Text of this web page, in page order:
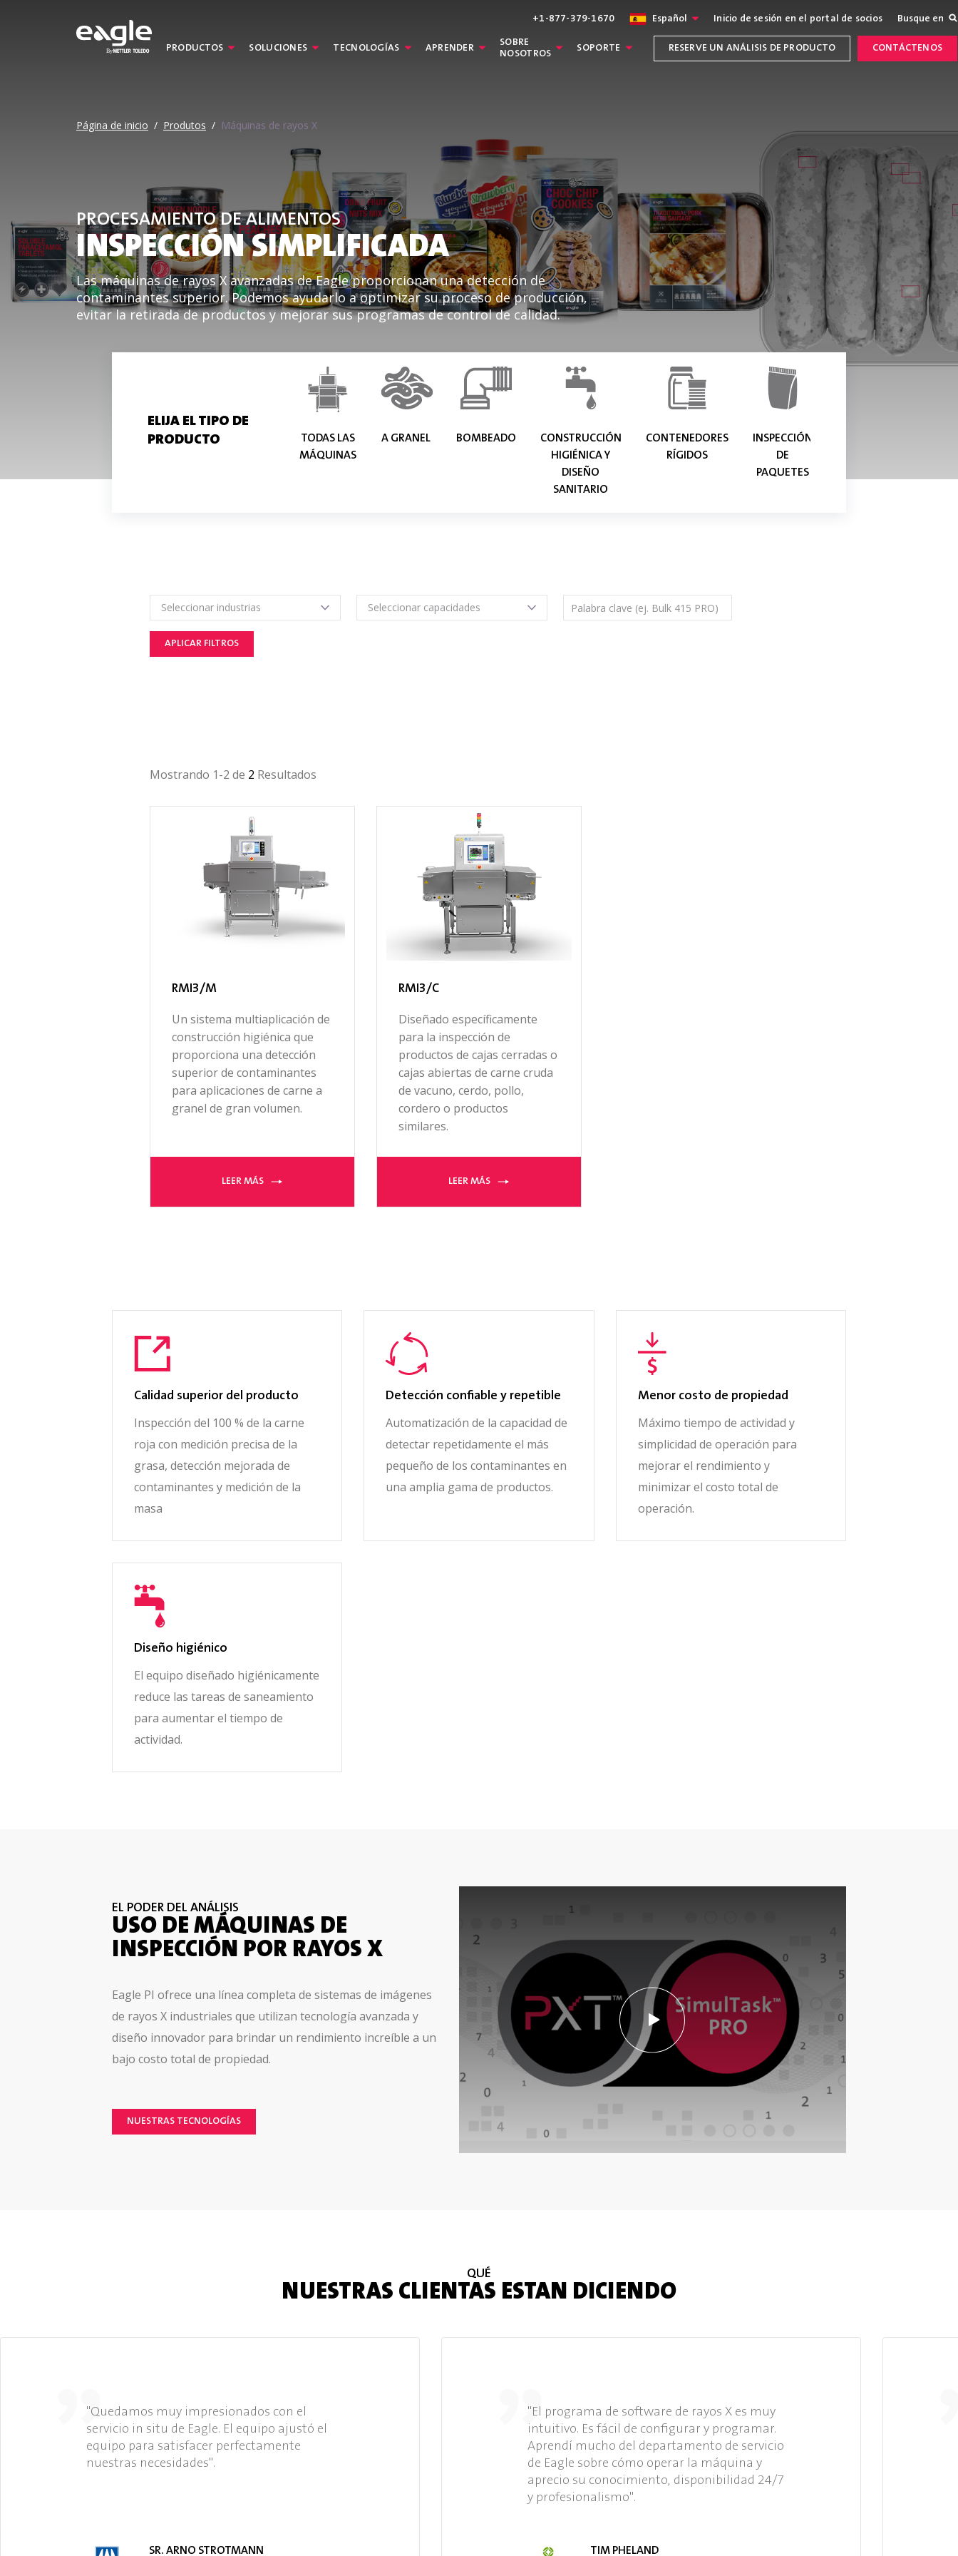
By
+1-877-379-1670 Español Inicio de sesión en el portal de socios Busque en
PRODUCTOS SOLUCIONES TECNOLOGÍAS APRENDER
SOBRE
NOSOTROS
SOPORTE RESERVE UN ANÁLISIS DE PRODUCTO CONTÁCTENOS
Página de inicio / Produtos / Máquinas de rayos X
PROCESAMIENTO DE ALIMENTOS
INSPECCIÓN SIMPLIFICADA
Las máquinas de rayos X avanzadas de Eagle proporcionan una detección de
contaminantes superior. Podemos ayudarlo a optimizar su proceso de producción,
evitar la retirada de productos y mejorar sus programas de control de calidad.
ELIJA EL TIPO DE
PRODUCTO
TODAS LAS
MÁQUINAS
A GRANEL BOMBEADO
CONSTRUCCIÓN
HIGIÉNICA Y
DISEÑO
SANITARIO
CONTENEDORES
RÍGIDOS
INSPECCIÓN
DE
PAQUETES
Seleccionar industrias Seleccionar capacidades
APLICAR FILTROS
Mostrando 1-2 de 2 Resultados
RMI3/M
Un sistema multiaplicación de
construcción higiénica que
proporciona una detección
superior de contaminantes
para aplicaciones de carne a
granel de gran volumen.
LEER MÁS
RMI3/C
Diseñado específicamente
para la inspección de
productos de cajas cerradas o
cajas abiertas de carne cruda
de vacuno, cerdo, pollo,
cordero o productos
similares.
LEER MÁS
Calidad superior del producto
Inspección del 100 % de la carne
roja con medición precisa de la
grasa, detección mejorada de
contaminantes y medición de la
masa
Detección confiable y repetible
Automatización de la capacidad de
detectar repetidamente el más
pequeño de los contaminantes en
una amplia gama de productos.
Menor costo de propiedad
Máximo tiempo de actividad y
simplicidad de operación para
mejorar el rendimiento y
minimizar el costo total de
operación.
Diseño higiénico
El equipo diseñado higiénicamente
reduce las tareas de saneamiento
para aumentar el tiempo de
actividad.
EL PODER DEL ANÁLISIS
USO DE MÁQUINAS DE
INSPECCIÓN POR RAYOS X
Eagle PI ofrece una línea completa de sistemas de imágenes
de rayos X industriales que utilizan tecnología avanzada y
diseño innovador para brindar un rendimiento increíble a un
bajo costo total de propiedad.
NUESTRAS TECNOLOGÍAS
QUÉ
NUESTRAS CLIENTAS ESTAN DICIENDO
"Quedamos muy impresionados con el
servicio in situ de Eagle. El equipo ajustó el
equipo para satisfacer perfectamente
nuestras necesidades".
SR. ARNO STROTMANN
"El programa de software de rayos X es muy
intuitivo. Es fácil de configurar y programar.
Aprendí mucho del departamento de servicio
de Eagle sobre cómo operar la máquina y
aprecio su conocimiento, disponibilidad 24/7
y profesionalismo".
TIM PHELAND